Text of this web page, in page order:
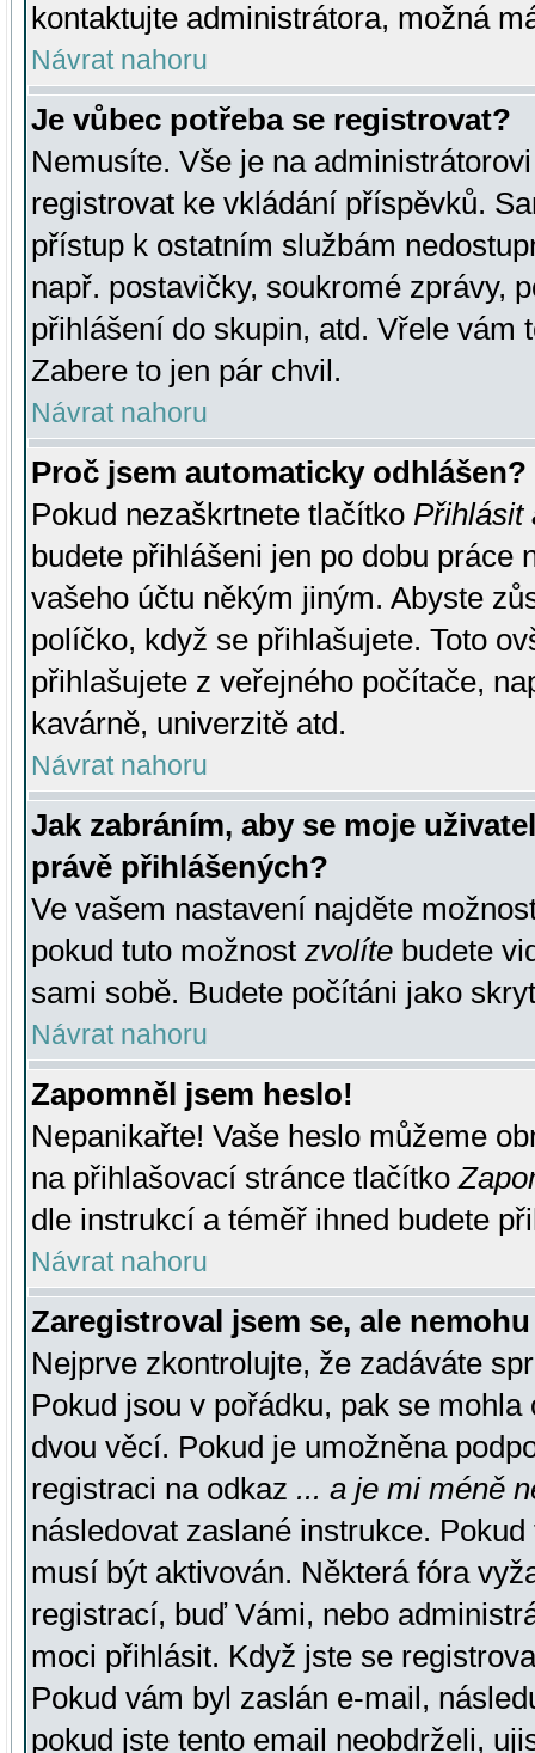
kontaktujte administrátora, možná
Návrat nahoru
Je vůbec potřeba se registrovat?
Nemusíte. Vše je na
registrovat ke vkládání příspěvků.
přístup k ostatním službám
např. postavičky, soukromé zprávy,
přihlášení do skupin, atd. Vřele vám
Zabere to jen pár chvil.
Návrat nahoru
Proč jsem automaticky odhlášen?
Pokud nezaškrtnete tlačítko Přihlásit
budete přihlášeni jen po dobu práce
vašeho účtu někým jiným. Abyste
políčko, když se přihlašujete. Toto
přihlašujete z veřejného počítače,
kavárně, univerzitě atd.
Návrat nahoru
Jak zabráním, aby se moje
právě přihlášených?
Ve vašem nastavení najděte
pokud tuto možnost zvolíte budete
sami sobě. Budete počítáni jako
Návrat nahoru
Zapomněl jsem heslo!
Nepanikařte! Vaše heslo můžeme
na přihlašovací stránce tlačítko
dle instrukcí a téměř ihned budete
Návrat nahoru
Zaregistroval jsem se, ale
Nejprve zkontrolujte, že zadáváte
Pokud jsou v pořádku, pak se
dvou věcí. Pokud je umožněna
registraci na odkaz ... a je mi méně
následovat zaslané instrukce.
musí být aktivován. Některá fóra
registrací, buď Vámi, nebo
moci přihlásit. Když jste se
Pokud vám byl zaslán e-mail,
pokud jste tento email neobdrželi,